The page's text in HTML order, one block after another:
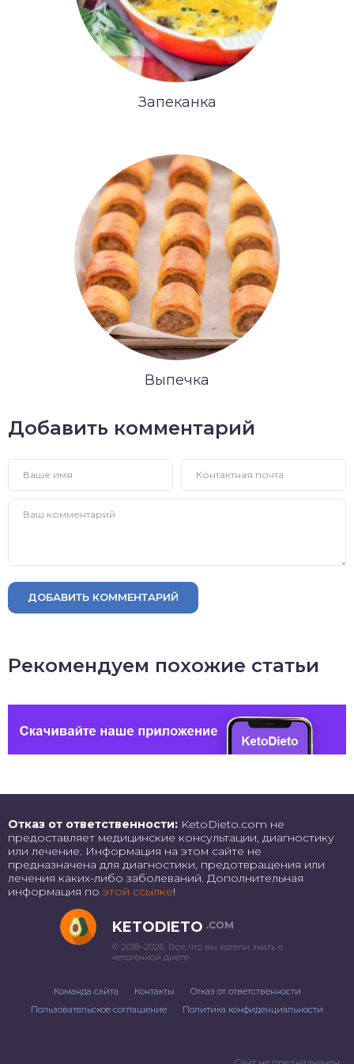
Запеканка
Выпечка
Добавить комментарий
ДОБАВИТЬ КОММЕНТАРИЙ
Рекомендуем похожие статьи
Отказ от ответственности: KetoDieto.com не
предоставляет медицинские консультации, диагностику
или лечение. Информация на этом сайте не
предназначена для диагностики, предотвращения или
лечения каких-либо заболеваний. Дополнительная
информация по этой ссылке!
KETODIETO .COM
© 2018–2026. Все, что вы хотели знать о
кетогенной диете
Команда сайта Контакты
Отказ от ответственности
Пользовательское соглашение
Политика конфиденциальности